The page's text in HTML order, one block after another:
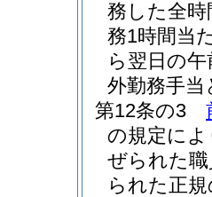
務した全
務1時間当
ら翌日の
外勤務手
第12条の3
の規定に
ぜられた
られた正